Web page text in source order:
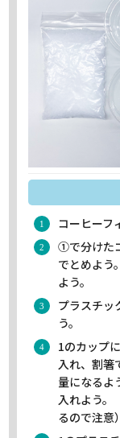
コーヒーフ
①で分けた
でとめよう
よう。
プラスチッ
う。
1のカップ
入れ、割箸
量になるよ
入れよう。
るので注意）